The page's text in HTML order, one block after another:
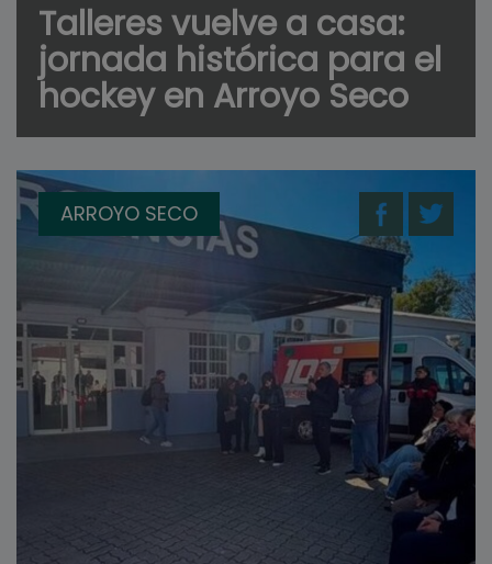
Talleres vuelve a casa:
jornada histórica para el
hockey en Arroyo Seco
ARROYO SECO